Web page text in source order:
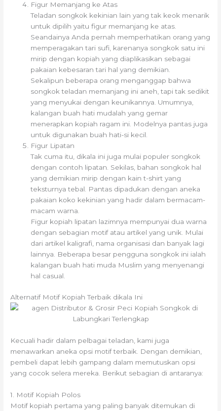
Figur Memanjang ke Atas
Teladan songkok kekinian lain yang tak keok menarik
untuk dipilih yaitu figur memanjang ke atas.
Seandainya Anda pernah memperhatikan orang yang
memperagakan tari sufi, karenanya songkok satu ini
mirip dengan kopiah yang diaplikasikan sebagai
pakaian kebesaran tari hal yang demikian.
Sekalipun beberapa orang menganggap bahwa
songkok teladan memanjang ini aneh, tapi tak sedikit
yang menyukai dengan keunikannya. Umumnya,
kalangan buah hati mudalah yang gemar
menerapkan kopiah ragam ini. Modelnya pantas juga
untuk digunakan buah hati-si kecil.
Figur Lipatan
Tak cuma itu, dikala ini juga mulai populer songkok
dengan contoh lipatan. Sekilas, bahan songkok hal
yang demikian mirip dengan kain t-shirt yang
teksturnya tebal. Pantas dipadukan dengan aneka
pakaian koko kekinian yang hadir dalam bermacam-
macam warna.
Figur kopiah lipatan lazimnya mempunyai dua warna
dengan sebagian motif atau artikel yang unik. Mulai
dari artikel kaligrafi, nama organisasi dan banyak lagi
lainnya. Beberapa besar pengguna songkok ini ialah
kalangan buah hati muda Muslim yang menyenangi
hal casual.
Alternatif Motif Kopiah Terbaik dikala Ini
Kecuali hadir dalam pelbagai teladan, kami juga
menawarkan aneka opsi motif terbaik. Dengan demikian,
pembeli dapat lebih gampang dalam memutuskan opsi
yang cocok selera mereka. Berikut sebagian di antaranya:
1. Motif Kopiah Polos
Motif kopiah pertama yang paling banyak ditemukan di